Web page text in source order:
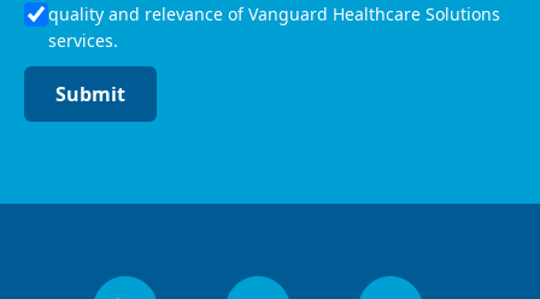
quality and relevance of Vanguard Healthcare Solutions
services.
Submit